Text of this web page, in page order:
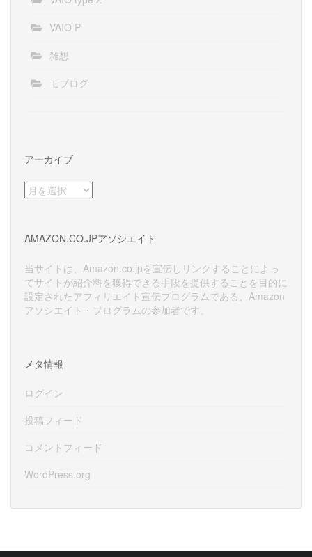
VAIO P
雑想
モブログ
アーカイブ
ア
ー
ブ
AMAZON.CO.JPアソシエイト
当サイトは、Amazon.co.jpを宣伝しリンクすることによっ
てサイトが紹介料を獲得できる手段を提供することを目的に
設定されたアフィリエイト宣伝プログラムである、Amazon
アソシエイト・プログラムの参加者です。
メタ情報
ログイン
投稿フィード
コメントフィード
WordPress.org